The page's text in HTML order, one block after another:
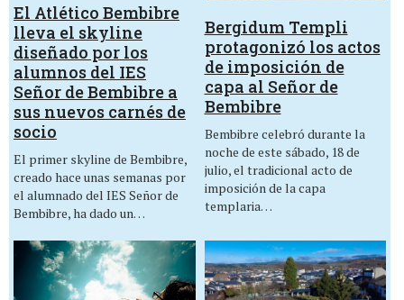
El Atlético Bembibre
lleva el skyline
diseñado por los
alumnos del IES
Señor de Bembibre a
sus nuevos carnés de
socio
El primer skyline de Bembibre,
creado hace unas semanas por
el alumnado del IES Señor de
Bembibre, ha dado un…
Bergidum Templi
protagonizó los actos
de imposición de
capa al Señor de
Bembibre
Bembibre celebró durante la
noche de este sábado, 18 de
julio, el tradicional acto de
imposición de la capa
templaria…